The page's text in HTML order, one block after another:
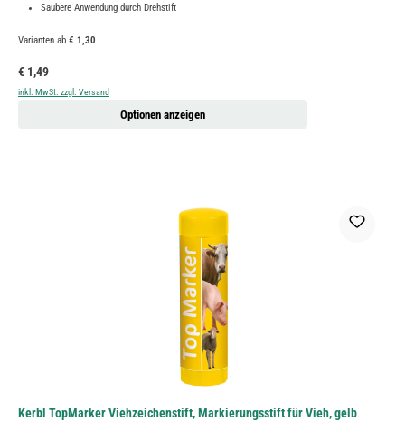
Saubere Anwendung durch Drehstift
Varianten ab € 1,30
Regulärer Preis:
€ 1,49
inkl. MwSt. zzgl. Versand
Optionen anzeigen
Kerbl TopMarker Viehzeichenstift, Markierungsstift für Vieh, gelb